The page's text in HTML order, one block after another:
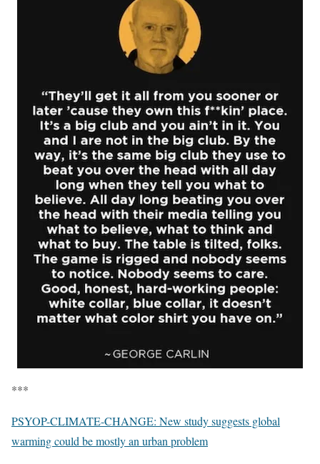
***
PSYOP-CLIMATE-CHANGE: New study suggests global
warming could be mostly an urban problem